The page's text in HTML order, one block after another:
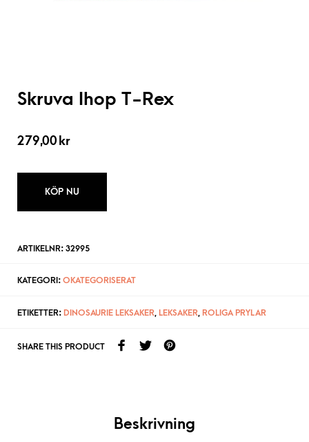
Skruva Ihop T-Rex
279,00 kr
KÖP NU
ARTIKELNR: 32995
KATEGORI: OKATEGORISERAT
ETIKETTER: DINOSAURIE LEKSAKER, LEKSAKER, ROLIGA PRYLAR
SHARE THIS PRODUCT
Beskrivning